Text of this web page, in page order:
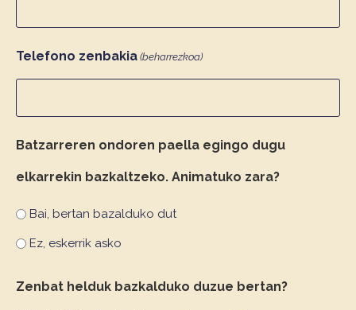
Telefono zenbakia (beharrezkoa)
Batzarreren ondoren paella egingo dugu
elkarrekin bazkaltzeko. Animatuko zara?
Bai, bertan bazalduko dut
Ez, eskerrik asko
Zenbat helduk bazkalduko duzue bertan?